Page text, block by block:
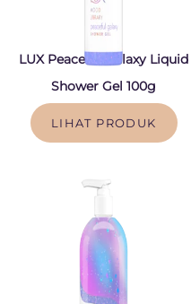
LUX Peaceful Galaxy Liquid
Shower Gel 100g
LIHAT PRODUK